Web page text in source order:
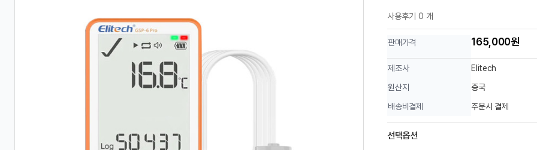
사용후기 0 개
판매가격 165,000원
제조사
Elitech
원산지
중국
배송비결제
주문시 결제
선택옵션